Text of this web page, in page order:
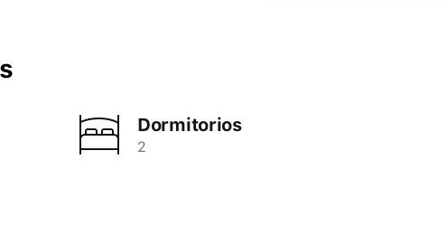
Dormitorios
2